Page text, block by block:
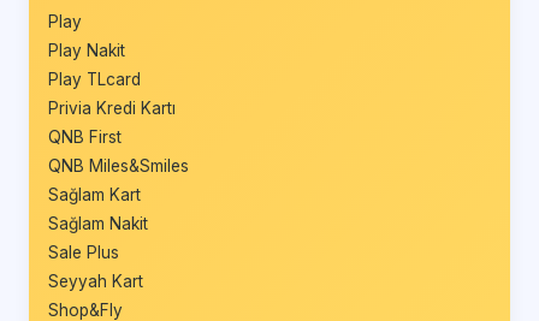
Play
Play Nakit
Play TLcard
Privia Kredi Kartı
QNB First
QNB Miles&Smiles
Sağlam Kart
Sağlam Nakit
Sale Plus
Seyyah Kart
Shop&Fly